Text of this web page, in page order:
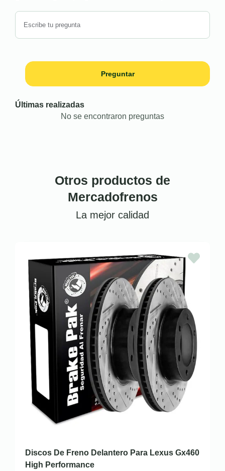
Preguntar
Últimas realizadas
No se encontraron preguntas
Otros productos de
Mercadofrenos
La mejor calidad
Discos De Freno Delantero Para Lexus Gx460
High Performance